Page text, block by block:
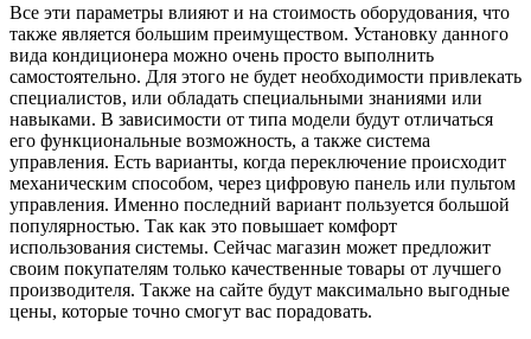
Все эти параметры влияют и на стоимость оборудования, что
также является большим преимуществом. Установку данного
вида кондиционера можно очень просто выполнить
самостоятельно. Для этого не будет необходимости привлекать
специалистов, или обладать специальными знаниями или
навыками. В зависимости от типа модели будут отличаться
его функциональные возможность, а также система
управления. Есть варианты, когда переключение происходит
механическим способом, через цифровую панель или пультом
управления. Именно последний вариант пользуется большой
популярностью. Так как это повышает комфорт
использования системы. Сейчас магазин может предложит
своим покупателям только качественные товары от лучшего
производителя. Также на сайте будут максимально выгодные
цены, которые точно смогут вас порадовать.